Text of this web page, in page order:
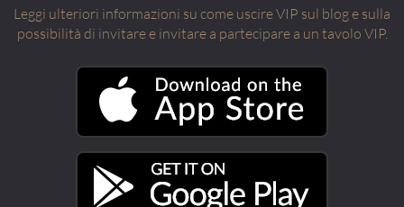
Leggi ulteriori informazioni su come uscire VIP sul blog e sulla
possibilità di invitare e invitare a partecipare a un tavolo VIP.